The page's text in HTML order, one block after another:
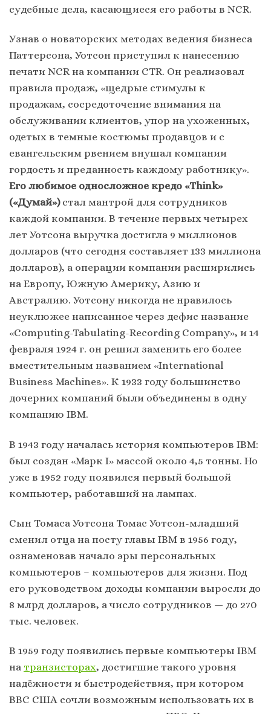
судебные дела, касающиеся его работы в NCR.
Узнав о новаторских методах ведения бизнеса
Паттерсона, Уотсон приступил к нанесению
печати NCR на компании CTR. Он реализовал
правила продаж, «щедрые стимулы к
продажам, сосредоточение внимания на
обслуживании клиентов, упор на ухоженных,
одетых в темные костюмы продавцов и с
евангельским рвением внушал компании
гордость и преданность каждому работнику».
Его любимое односложное кредо «Think»
(«Думай»)стал мантрой для сотрудников
каждой компании. В течение первых четырех
лет Уотсона выручка достигла 9 миллионов
долларов (что сегодня составляет 133 миллиона
долларов), а операции компании расширились
на Европу, Южную Америку, Азию и
Австралию. Уотсону никогда не нравилось
неуклюжее написанное через дефис название
«Computing-Tabulating-Recording Company», и 14
февраля 1924 г. он решил заменить его более
вместительным названием «International
Business Machines». К 1933 году большинство
дочерних компаний были объединены в одну
компанию IBM.
В 1943 году началась история компьютеров IBM:
был создан «Марк I» массой около 4,5 тонны. Но
уже в 1952 году появился первый большой
компьютер, работавший на лампах.
Сын Томаса Уотсона Томас Уотсон-младший
сменил отца на посту главы IBM в 1956 году,
ознаменовав начало эры персональных
компьютеров – компьютеров для жизни. Под
его руководством доходы компании выросли до
8 млрд долларов, а число сотрудников — до 270
тыс. человек.
В 1959 году появились первые компьютеры IBM
на транзисторах, достигшие такого уровня
надёжности и быстродействия, при котором
ВВС США сочли возможным использовать их в